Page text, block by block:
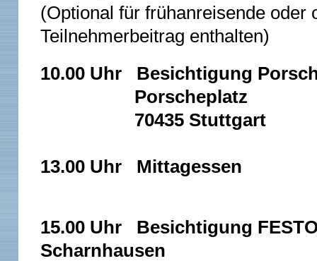
(Optional für frühanreisende oder
Teilnehmerbeitrag enthalten)
10.00 Uhr Besichtigung
Porscheplatz
70435 Stuttgart
13.00 Uhr Mittagessen
15.00 Uhr Besichtigung
Scharnhausen